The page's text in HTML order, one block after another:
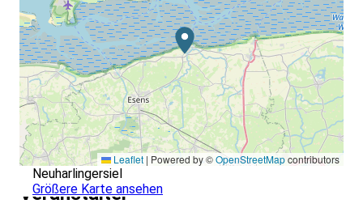
Leaflet | Powered by ©OpenStreetMapcontributors
Neuharlingersiel
Größere Karte ansehen
Veranstalter